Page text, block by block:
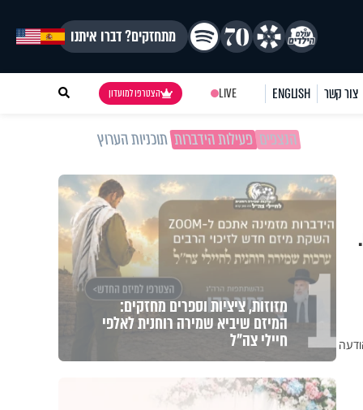
מתחזקים? דברו איתנו
צור קשר ENGLISH
LIVE הצטרפו למועדון
הנצפים פעילות הידברותתוכניות הערוץ
1 מזוזות, ציציות וספרים מחזקים:
המיזם שיביא שמירה רוחנית לאלפי
חיילי צה"ל